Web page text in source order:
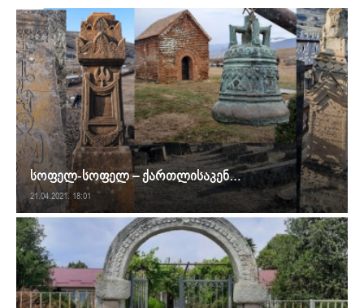
სოფელ-სოფელ – ქართლისაკენ…
21.04.2021. 18:01